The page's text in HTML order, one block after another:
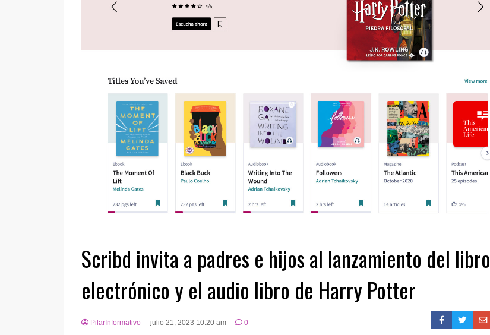
Scribd invita a padres e hijos al lanzamiento del libro
electrónico y el audio libro de Harry Potter
PilarInformativo julio 21, 2023 10:20 am 0